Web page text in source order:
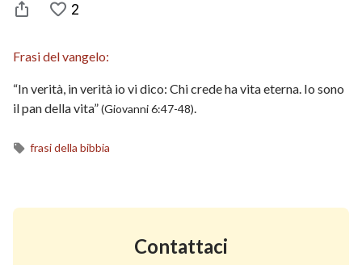
2
Frasi del vangelo:
“In verità, in verità io vi dico: Chi crede ha vita eterna. Io sono
il pan della vita”(Giovanni 6:47-48)
frasi della bibbia
Contattaci